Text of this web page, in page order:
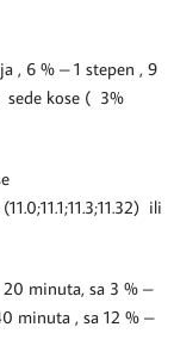
, 6 % – 1 stepen , 9
kose ( 3%
ili
minuta, sa 3 % –
minuta , sa 12 % –